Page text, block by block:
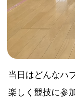
当日はどんなハ
楽しく競技に参